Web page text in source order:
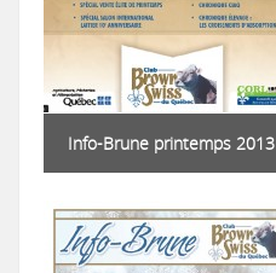
Info-Brune printemps 2013